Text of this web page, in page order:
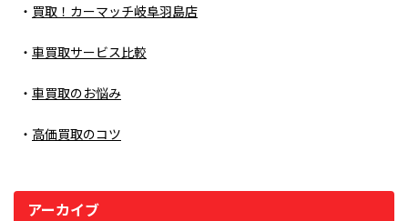
買取！カーマッチ岐阜羽島店
車買取サービス比較
車買取のお悩み
高価買取のコツ
アーカイブ